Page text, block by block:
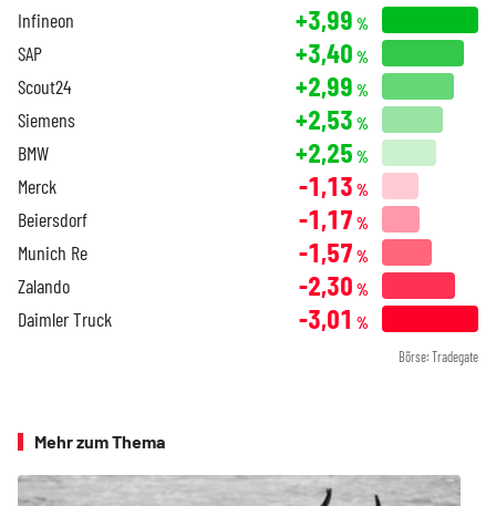
Infineon +3,99 %
SAP +3,40 %
Scout24 +2,99 %
Siemens +2,53 %
BMW +2,25 %
Merck -1,13 %
Beiersdorf -1,17 %
Munich Re -1,57 %
Zalando -2,30 %
Daimler Truck -3,01 %
Börse: Tradegate
Mehr zum Thema